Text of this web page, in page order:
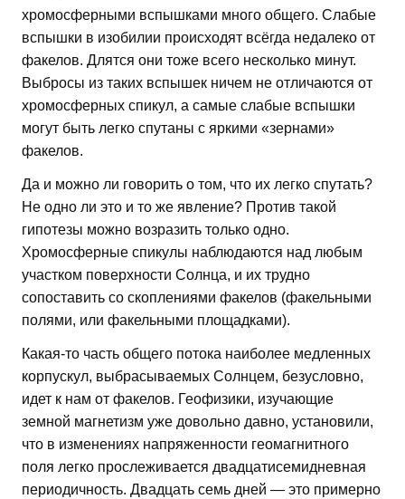
хромосферными вспышками много общего. Слабые
вспышки в изобилии происходят всёгда недалеко от
факелов. Длятся они тоже всего несколько минут.
Выбросы из таких вспышек ничем не отличаются от
хромосферных спикул, а самые слабые вспышки
могут быть легко спутаны с яркими «зернами»
факелов.
Да и можно ли говорить о том, что их легко спутать?
Не одно ли это и то же явление? Против такой
гипотезы можно возразить только одно.
Хромосферные спикулы наблюдаются над любым
участком поверхности Солнца, и их трудно
сопоставить со скоплениями факелов (факельными
полями, или факельными площадками).
Какая-то часть общего потока наиболее медленных
корпускул, выбрасываемых Солнцем, безусловно,
идет к нам от факелов. Геофизики, изучающие
земной магнетизм уже довольно давно, установили,
что в изменениях напряженности геомагнитного
поля легко прослеживается двадцатисемидневная
периодичность. Двадцать семь дней — это примерно